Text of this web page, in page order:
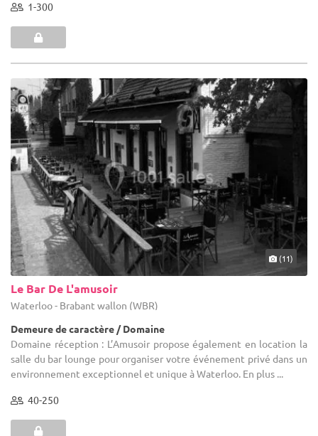
1-300
(11)
Le Bar De L'amusoir
Waterloo - Brabant wallon (WBR)
Demeure de caractère / Domaine
Domaine réception : L’Amusoir propose également en location la
salle du bar lounge pour organiser votre événement privé dans un
environnement exceptionnel et unique à Waterloo. En plus ...
40-250